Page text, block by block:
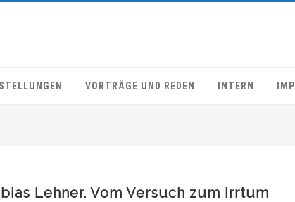
VORTRÄGE UND REDEN INTERN
Lehner. Vom Versuch zum Irrtum